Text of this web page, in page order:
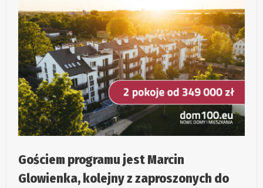
Gościem programu jest Marcin
Glowienka, kolejny z zaproszonych do